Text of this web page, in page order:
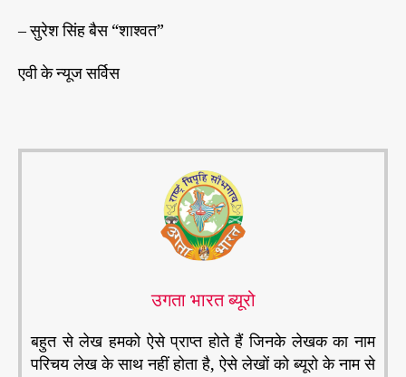
– सुरेश सिंह बैस “शाश्वत”
एवी के न्यूज सर्विस
उगता भारत ब्यूरो
बहुत से लेख हमको ऐसे प्राप्त होते हैं जिनके लेखक का नाम
परिचय लेख के साथ नहीं होता है, ऐसे लेखों को ब्यूरो के नाम से